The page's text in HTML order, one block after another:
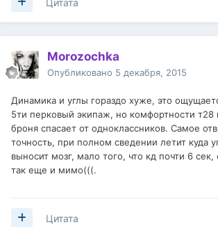
Morozochka
Опубликовано 5 декабря, 2015
Динамика и углы гораздо хуже, это
5ти перковый экипаж, но комфортности т28
броня спасает от одноклассников. Самое
точность, при полном сведении летит куда
выносит мозг, мало того, что кд почти 6 сек,
так еще и мимо(((.
Цитата